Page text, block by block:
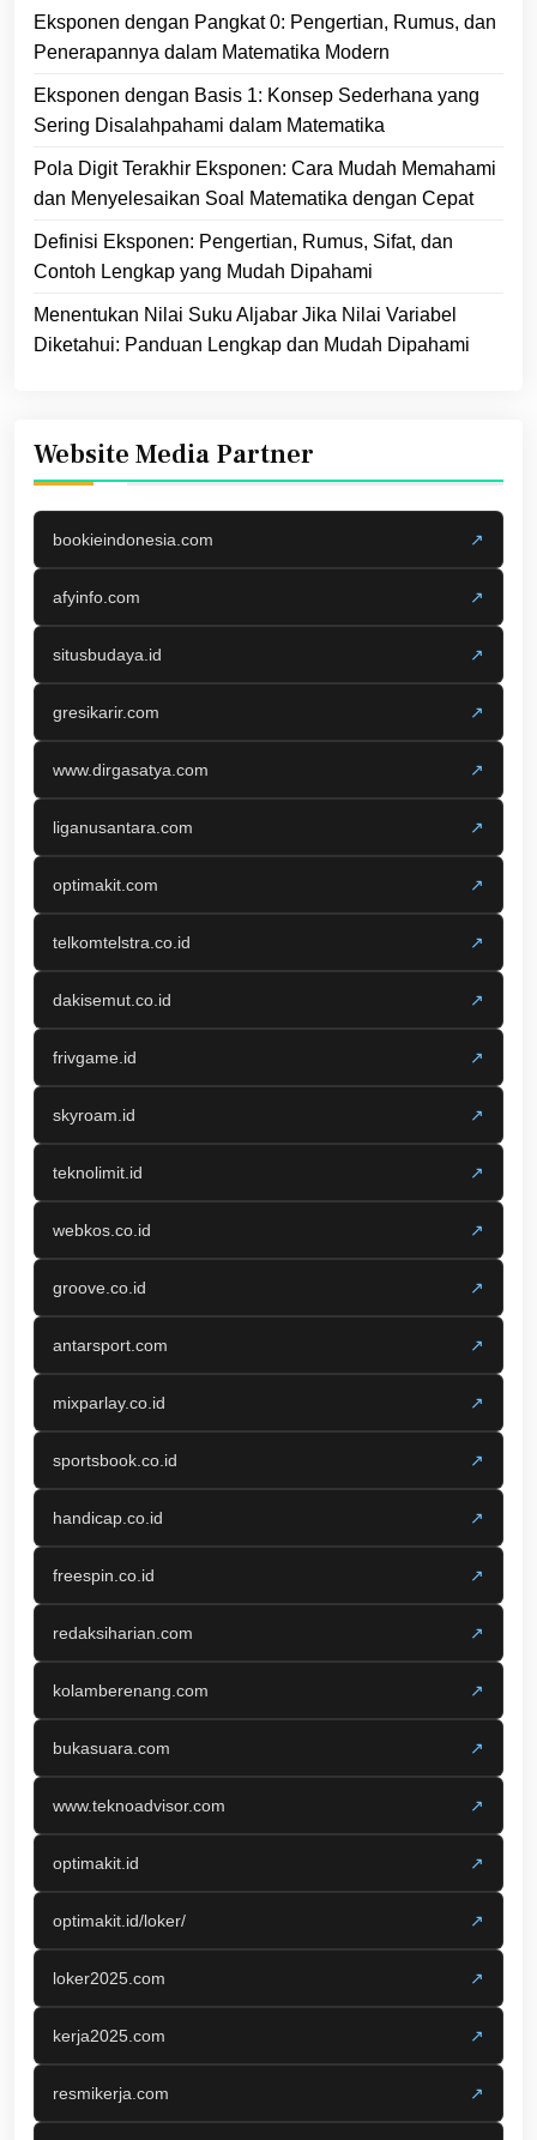
Eksponen dengan Pangkat 0: Pengertian, Rumus, dan
Penerapannya dalam Matematika Modern
Eksponen dengan Basis 1: Konsep Sederhana yang
Sering Disalahpahami dalam Matematika
Pola Digit Terakhir Eksponen: Cara Mudah Memahami
dan Menyelesaikan Soal Matematika dengan Cepat
Definisi Eksponen: Pengertian, Rumus, Sifat, dan
Contoh Lengkap yang Mudah Dipahami
Menentukan Nilai Suku Aljabar Jika Nilai Variabel
Diketahui: Panduan Lengkap dan Mudah Dipahami
Website Media Partner
bookieindonesia.com ↗
afyinfo.com ↗
situsbudaya.id ↗
gresikarir.com ↗
www.dirgasatya.com ↗
liganusantara.com ↗
optimakit.com ↗
telkomtelstra.co.id ↗
dakisemut.co.id ↗
frivgame.id ↗
skyroam.id ↗
teknolimit.id ↗
webkos.co.id ↗
groove.co.id ↗
antarsport.com ↗
mixparlay.co.id ↗
sportsbook.co.id ↗
handicap.co.id ↗
freespin.co.id ↗
redaksiharian.com ↗
kolamberenang.com ↗
bukasuara.com ↗
www.teknoadvisor.com ↗
optimakit.id ↗
optimakit.id/loker/ ↗
loker2025.com ↗
kerja2025.com ↗
resmikerja.com ↗